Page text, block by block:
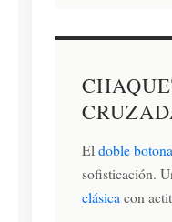
Eldoble
sofisticación.
clásicacon